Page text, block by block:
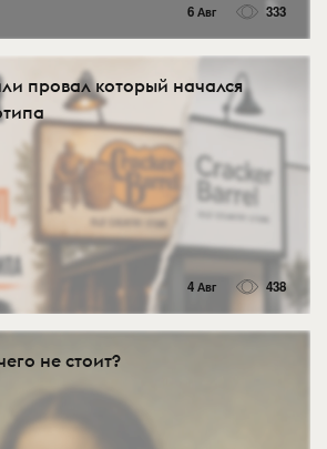
6 Авг 333
провал который начался
4 Авг 438
не стоит?